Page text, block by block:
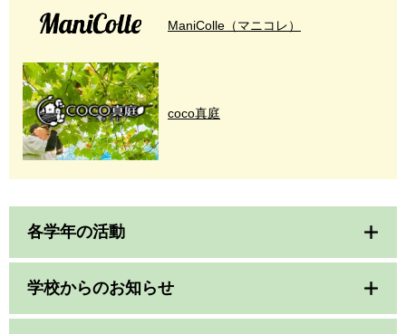
ManiColle（マニコレ）
coco真庭
各学年の活動
学校からのお知らせ